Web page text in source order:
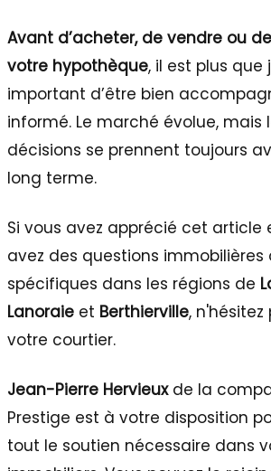
Avant d’acheter, de vendre ou
votre hypothèque, il est plus que
important d’être bien
informé. Le marché évolue, mais
décisions se prennent toujours
long terme.
Si vous avez apprécié cet article
avez des questions immobilières
spécifiques dans les régions de
Lanoraie et Berthierville,
votre courtier.
Jean-Pierre Hervieuxde la
Prestige est à votre disposition
tout le soutien nécessaire dans